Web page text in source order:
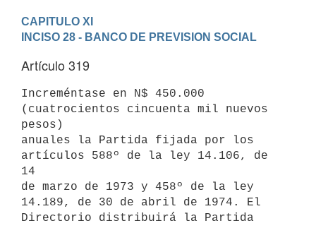
CAPITULO XI
INCISO 28 - BANCO DE PREVISION SOCIAL
Artículo 319
Increméntase en N$ 450.000
(cuatrocientos cincuenta mil nuevos
pesos)
anuales la Partida fijada por los
artículos 588º de la ley 14.106, de
14
de marzo de 1973 y 458º de la ley
14.189, de 30 de abril de 1974. El
Directorio distribuirá la Partida